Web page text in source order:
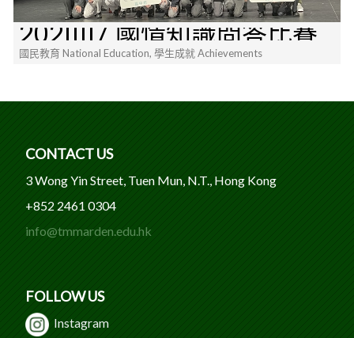
20211117 國情知識問答比賽
國民教育 National Education, 學生成就 Achievements
CONTACT US
3 Wong Yin Street, Tuen Mun, N.T., Hong Kong
+852 2461 0304
info@tmmarden.edu.hk
FOLLOW US
Instagram